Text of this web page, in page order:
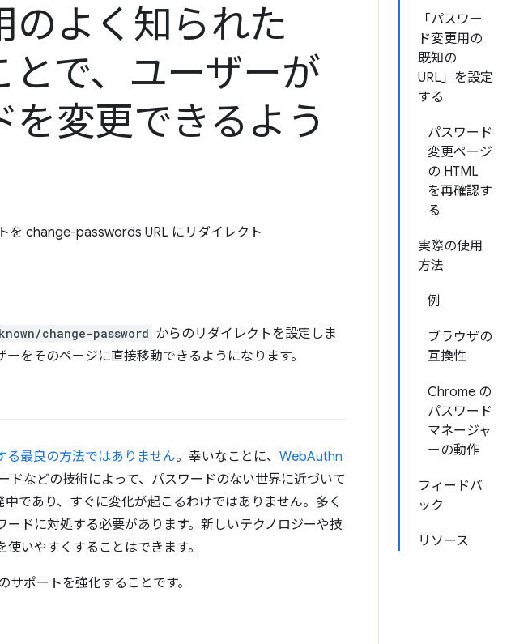
「パスワー
ド変更用の
既知の
URL」を設定
する
パスワード
変更ページ
の HTML
を再確認す
る
実際の使用
方法
例
ブラウザの
互換性
Chrome の
パスワード
マネージャ
ーの動作
フィードバ
ック
リソース
のよく知られた
とで、ユーザーが
変更できるよう
を change-passwords URL にリダイレクト
change-password からのリダイレクトを設定しま
をそのページに直接移動できるようになります。
る最良の方法ではありません。幸いなことに、 WebAuthn
ドなどの技術によって、パスワードのない世界に近づいて
であり、すぐに変化が起こるわけではありません。多く
ドに対処する必要があります。新しいテクノロジーや技
いやすくすることはできます。
ポートを強化することです。